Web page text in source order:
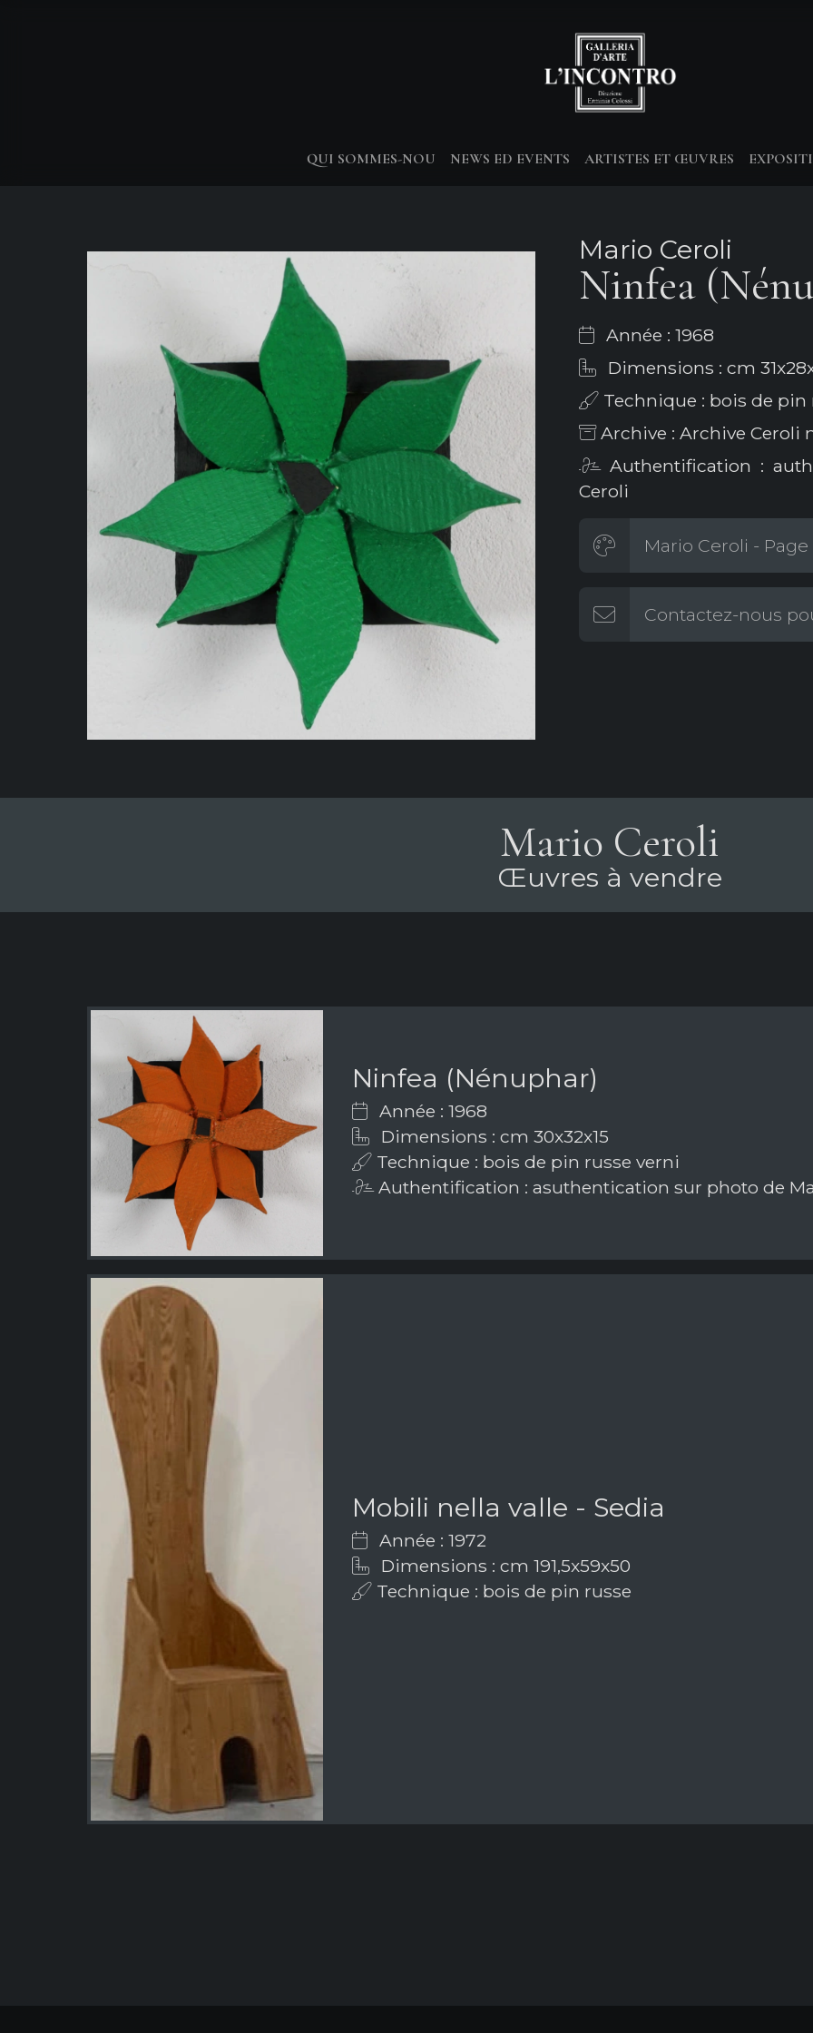
QUI SOMMES-NOU NEWS ED EVENTS ARTISTES ET ŒUVRES
Mario Ceroli
Ninfea
Année : 1968
Dimensions : cm
Technique : bois de pin
Archive : Archive Ceroli
Authentification :
Ceroli
Mario Ceroli -
Contactez-nous
Mario Ceroli
Œuvres à vendre
Ninfea (Nénuphar)
Année : 1968
Dimensions : cm 30x32x15
Technique : bois de pin russe verni
Authentification : asuthentication sur photo de
Mobili nella valle - Sedia
Année : 1972
Dimensions : cm 191,5x59x50
Technique : bois de pin russe